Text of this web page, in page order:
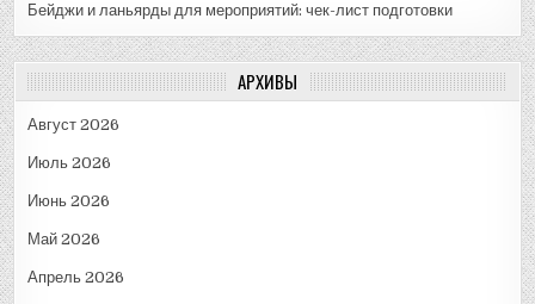
Бейджи и ланьярды для мероприятий: чек-лист подготовки
АРХИВЫ
Август 2026
Июль 2026
Июнь 2026
Май 2026
Апрель 2026